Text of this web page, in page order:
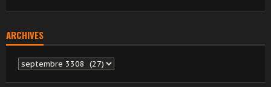
ARCHIVES
Archives